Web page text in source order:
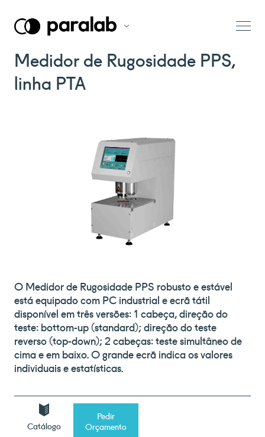
Medidor de Rugosidade PPS,
linha PTA
O Medidor de Rugosidade PPS robusto e estável
está equipado com PC industrial e ecrã tátil
disponível em três versões: 1 cabeça, direção do
teste: bottom-up (standard); direção do teste
reverso (top-down); 2 cabeças: teste simultâneo de
cima e em baixo. O grande ecrã indica os valores
individuais e estatísticas.
Catálogo
Pedir
Orçamento